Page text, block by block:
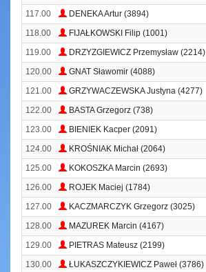
117.00
DENEKA Artur (3894)
118.00
FIJAŁKOWSKI Filip (1001)
119.00
DRZYZGIEWICZ Przemysław (2214)
120.00
GNAT Sławomir (4088)
121.00 GRZYWACZEWSKA Justyna (4277)
122.00
BASTA Grzegorz (738)
123.00
BIENIEK Kacper (2091)
124.00
KROŚNIAK Michał (2064)
125.00
KOKOSZKA Marcin (2693)
126.00
ROJEK Maciej (1784)
127.00
KACZMARCZYK Grzegorz (3025)
128.00 MAZUREK Marcin (4167)
129.00 PIETRAS Mateusz (2199)
130.00 ŁUKASZCZYKIEWICZ Paweł (3786)